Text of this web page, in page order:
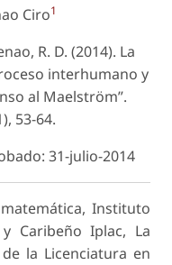
Ciro1
R. D. (2014). La
interhumano y
al Maelström”.
53-64.
31-julio-2014
Instituto
Caribeño Iplac, La
la Licenciatura en